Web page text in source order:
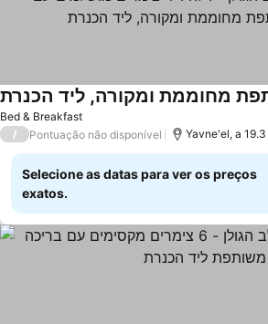
Bed & Breakfast
Ver preços
/ Pontuação não disponível Yavne'el, a
Selecione as datas para ver os preços
exatos.